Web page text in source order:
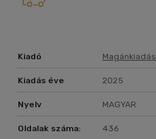
Kiadó Magánkiadás
Kiadás éve 2025
Nyelv MAGYAR
Oldalak száma: 436